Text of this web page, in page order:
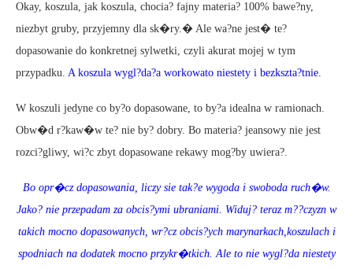
Okay, koszula, jak koszula, chocia? fajny materia? 100% bawe?ny,
niezbyt gruby, przyjemny dla sk�ry.� Ale wa?ne jest� te?
dopasowanie do konkretnej sylwetki, czyli akurat mojej w tym
przypadku. A koszula wygl?da?a workowato niestety i bezkszta?tnie.
W koszuli jedyne co by?o dopasowane, to by?a idealna w ramionach.
Obw�d r?kaw�w te? nie by? dobry. Bo materia? jeansowy nie jest
rozci?gliwy, wi?c zbyt dopasowane rekawy mog?by uwiera?.
Bo opr�cz dopasowania, liczy sie tak?e wygoda i swoboda ruch�w.
Jako? nie przepadam za obcis?ymi ubraniami. Widuj? teraz m??czyzn w
takich mocno dopasowanych, wr?cz obcis?ych marynarkach,koszulach i
spodniach na dodatek mocno przykr�tkich. Ale to nie wygl?da niestety